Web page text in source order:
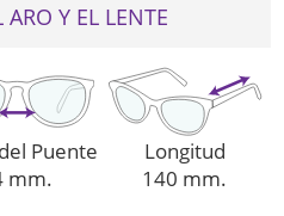
Y EL LENTE
Puente
mm.
Longitud
140 mm.